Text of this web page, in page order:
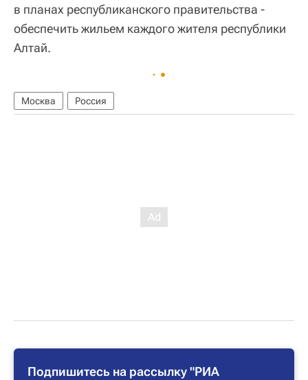
в планах республиканского правительства -
обеспечить жильем каждого жителя республики
Алтай.
Москва Россия
Подпишитесь на рассылку "РИА